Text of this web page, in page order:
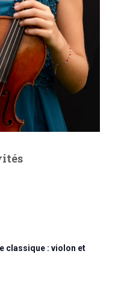
classique : violon et